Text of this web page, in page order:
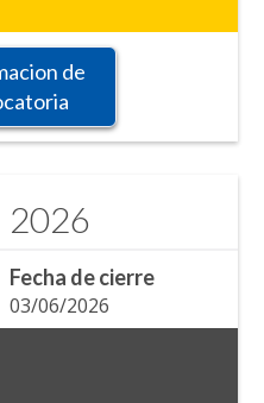
de
2026
Fecha de cierre
03/06/2026